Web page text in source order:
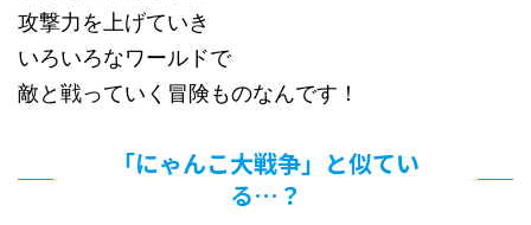
攻撃力を上げていき
いろいろなワールドで
敵と戦っていく冒険ものなんです！
「にゃんこ大戦争」と似てい
る…？